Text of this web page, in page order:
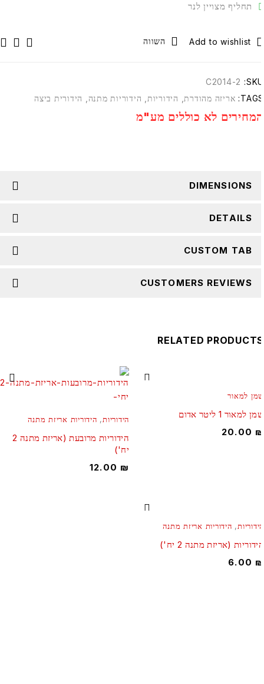
תחליף מצויין לנר
השווה
C2014-2
אריזה מהודרת, הידוריות, הידוריות מתנה, הידורית ביצה
לא כוללים מע"מ
DIMENSIONS
DETAILS
CUSTOM TAB
CUSTOMERS REVIEWS
RELATED
למאור
למאור 1 ליטר אדום
20.00
הידוריות, הידוריות אריזת מתנה
הידוריות מרובעת (אריזת מתנה 2
יח')
12.00₪
, הידוריות אריזת מתנה
(אריזת מתנה 2 יח')
6.00